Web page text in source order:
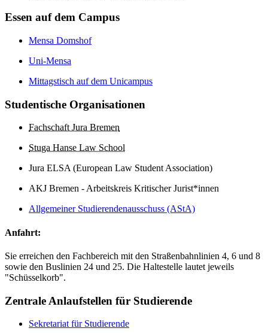
Essen auf dem Campus
Mensa Domshof
Uni-Mensa
Mittagstisch auf dem Unicampus
Studentische Organisationen
Fachschaft Jura Bremen
Stuga Hanse Law School
Jura ELSA (European Law Student Association)
AKJ Bremen - Arbeitskreis Kritischer Jurist*innen
Allgemeiner Studierendenausschuss (AStA)
Anfahrt:
Sie erreichen den Fachbereich mit den Straßenbahnlinien 4, 6 und 8
sowie den Buslinien 24 und 25. Die Haltestelle lautet jeweils
"Schüsselkorb".
Zentrale Anlaufstellen für Studierende
Sekretariat für Studierende